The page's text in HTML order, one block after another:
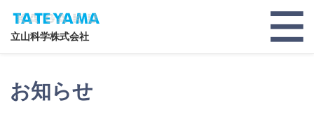
立山科学株式会社
お知らせ